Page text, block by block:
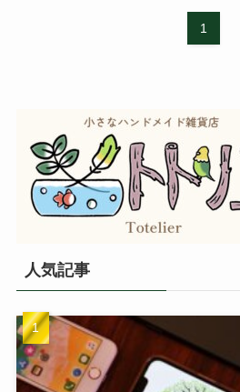
1
人気記事